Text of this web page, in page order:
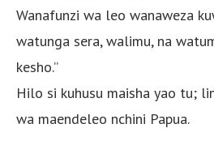
Wanafunzi wa leo wanaweza
watunga sera, walimu, na
kesho.”
Hilo si kuhusu maisha yao tu;
wa maendeleo nchini Papua.